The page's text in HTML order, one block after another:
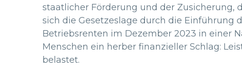
staatlicher Förderung und der Zusicherung,
sich die Gesetzeslage durch die
Betriebsrenten im Dezember 2023 in einer
Menschen ein herber finanzieller Schlag:
belastet.